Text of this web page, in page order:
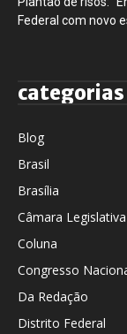
Federal com novo
categorias
Blog
Brasil
Brasília
Câmara Legislativa
Coluna
Congresso
Da Redação
Distrito Federal